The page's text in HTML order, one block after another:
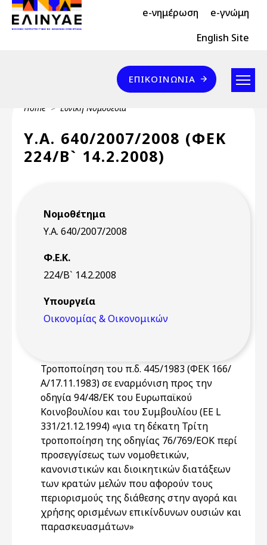
Skip to main content
Header Top 2 e-νημέρωση e-γνώμη
Header Top English Site
Επικοινωνία
ΕΠΙΚΟΙΝΩΝΊΑ
Breadcrumb
Home Εθνική Νομοθεσία
Υ.Α. 640/2007/2008 (ΦΕΚ
224/Β` 14.2.2008)
Νομοθέτημα
Υ.Α. 640/2007/2008
Φ.Ε.Κ.
224/Β` 14.2.2008
Υπουργεία
Οικονομίας & Οικονομικών
Τροποποίηση του π.δ. 445/1983 (ΦΕΚ 166/
Α/17.11.1983) σε εναρμόνιση προς την
οδηγία 94/48/ΕΚ του Ευρωπαϊκού
Κοινοβουλίου και του Συμβουλίου (EE L
331/21.12.1994) «για τη δέκατη Τρίτη
τροποποίηση της οδηγίας 76/769/ΕΟΚ περί
προσεγγίσεως των νομοθετικών,
κανονιστικών και διοικητικών διατάξεων
των κρατών μελών που αφορούν τους
περιορισμούς της διάθεσης στην αγορά και
χρήσης ορισμένων επικίνδυνων ουσιών και
παρασκευασμάτων»